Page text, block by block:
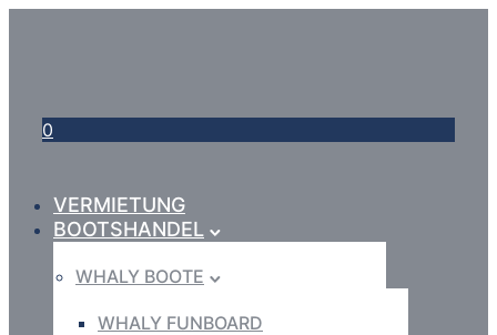
0
VERMIETUNG
BOOTSHANDEL
WHALY BOOTE
WHALY FUNBOARD